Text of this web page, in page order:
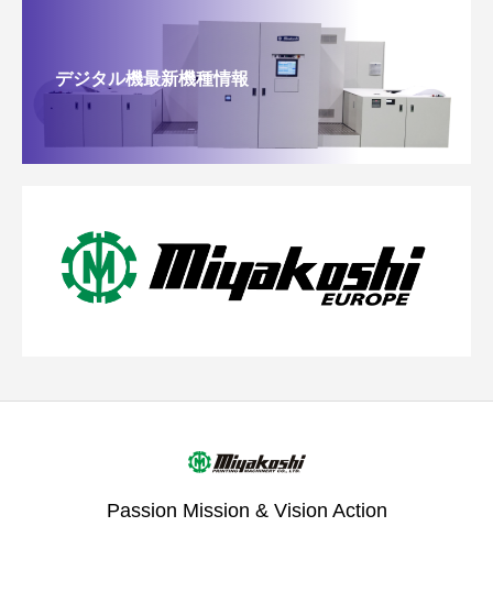
デジタル機最新機種情報
Passion Mission & Vision Action